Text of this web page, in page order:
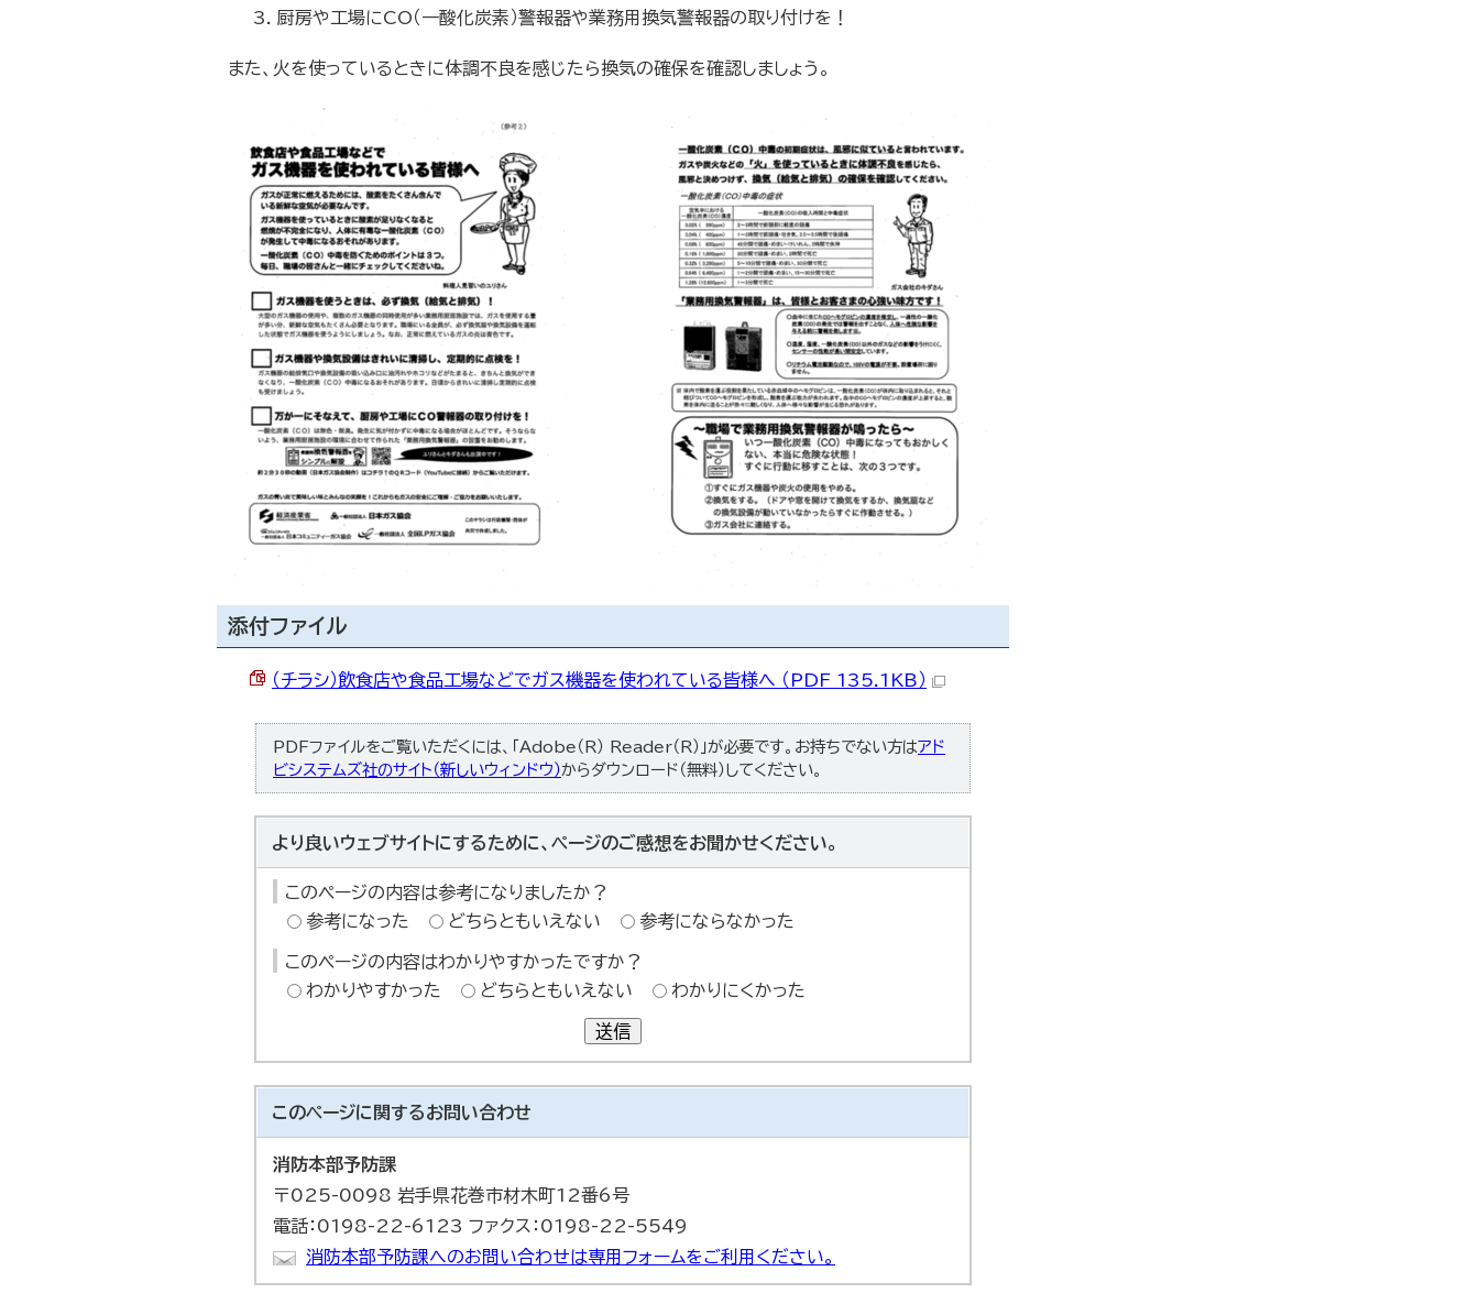
厨房や工場にCO（一酸化炭素）警報器や業務用換気警報器の取り付けを！
また、火を使っているときに体調不良を感じたら換気の確保を確認しましょう。
添付ファイル
（チラシ）飲食店や食品工場などでガス機器を使われている皆様へ （PDF 135.1KB）
PDFファイルをご覧いただくには、「Adobe（R） Reader（R）」が必要です。お持ちでない方はアド
ビシステムズ社のサイト（新しいウィンドウ）からダウンロード（無料）してください。
より良いウェブサイトにするために、ページのご感想をお聞かせください。
このページの内容は参考になりましたか？
参考になった
どちらともいえない 参考にならなかった
このページの内容はわかりやすかったですか？
わかりやすかった
どちらともいえない わかりにくかった
送信
このページに関するお問い合わせ
消防本部予防課
〒025-0098 岩手県花巻市材木町12番6号
電話：0198-22-6123 ファクス：0198-22-5549
消防本部予防課へのお問い合わせは専用フォームをご利用ください。